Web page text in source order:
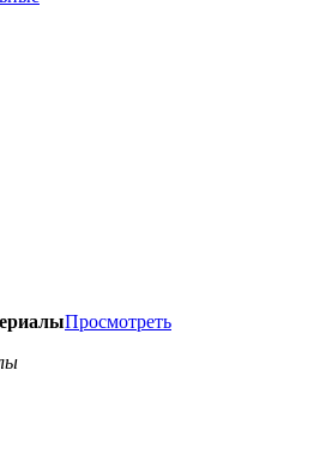
Просмотреть